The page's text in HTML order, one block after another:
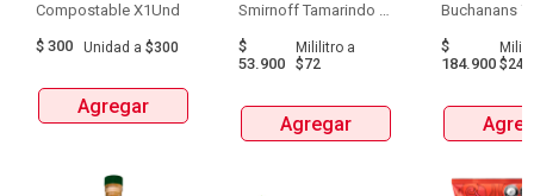
$ 300 Unidad a $300
Agregar
Smirnoff Tamarindo
$
53.900
Mililitroa
$72
Agregar
$
184.900 $247